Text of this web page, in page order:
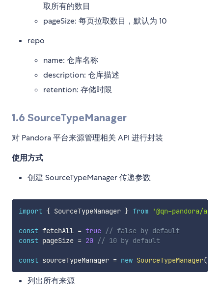
取所有的数目
pageSize: 每页拉取数目，默认为 10
repo
name: 仓库名称
description: 仓库描述
retention: 存储时限
1.6 SourceTypeManager
对 Pandora 平台来源管理相关 API 进行封装
使用方式
创建 SourceTypeManager 传递参数
import { SourceTypeManager } from '@qn-pandora/
const fetchAll = true // false by default
const pageSize = 20 // 10 by default
const sourceTypeManager = new SourceTypeManager(
列出所有来源